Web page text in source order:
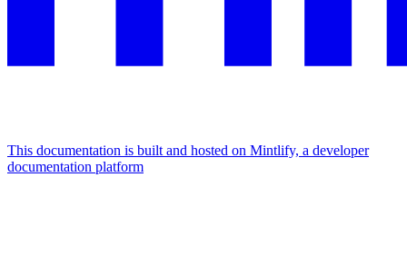
This documentation is built and hosted on Mintlify, a developer
documentation platform